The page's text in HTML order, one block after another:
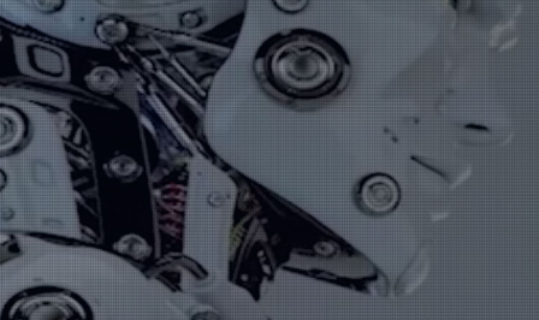
核心业务
出海营销
品牌营销
效果营销
产品与解决方案
鲁班跨境通
PerforMad亿帆出海
资源